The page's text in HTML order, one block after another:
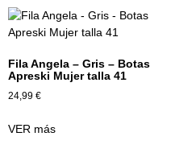
Fila Angela – Gris – Botas
Apreski Mujer talla 41
24,99 €
VER más